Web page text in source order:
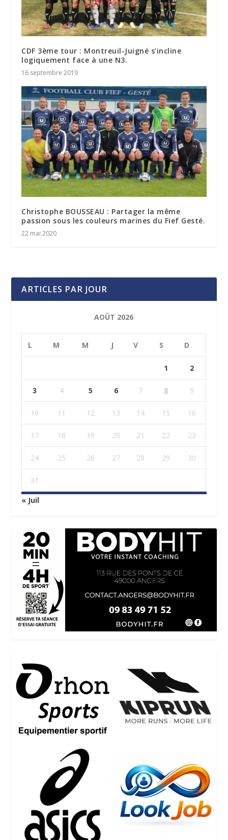
CDF 3ème tour : Montreuil-Juigné s’incline
logiquement face à une N3.
16 septembre 2019
Christophe BOUSSEAU : Partager la même
passion sous les couleurs marines du Fief Gesté.
22 mai 2020
ARTICLES PAR JOUR
AOÛT 2026
L M M J V S D
1 2
3 4 5 6 7 8 9
10 11 12 13 14 15 16
17 18 19 20 21 22 23
24 25 26 27 28 29 30
31
« Juil